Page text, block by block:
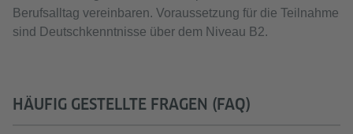
Berufsalltag vereinbaren. Voraussetzung für die Teilnahme
sind Deutschkenntnisse über dem Niveau B2.
HÄUFIG GESTELLTE FRAGEN (FAQ)